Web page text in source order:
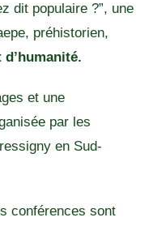
dit populaire ?”, une
préhistorien,
et une
par les
en Sud-
conférences sont